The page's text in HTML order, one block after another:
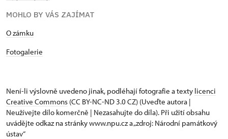
MOHLO BY VÁS ZAJÍMAT
​​​​​​O zámku
Fotogalerie
Není-li výslovně uvedeno jinak, podléhají fotografie a texty licenci
Creative Commons (CC BY-NC-ND 3.0 CZ) (Uveďte autora |
Neužívejte dílo komerčně | Nezasahujte do díla). Při užití obsahu
uvádějte odkaz na stránky www.npu.cz a „zdroj: Národní památkový
ústav“